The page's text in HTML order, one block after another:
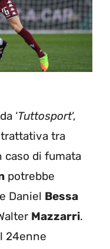
‘Tuttosport‘,
tra
caso di fumata
potrebbe
Daniel Bessa
Mazzarri.
24enne